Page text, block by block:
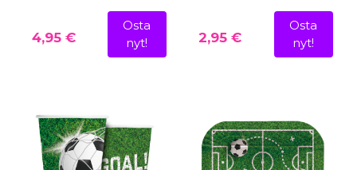
4,95 €
Osta
nyt!
2,95 €
Osta
nyt!